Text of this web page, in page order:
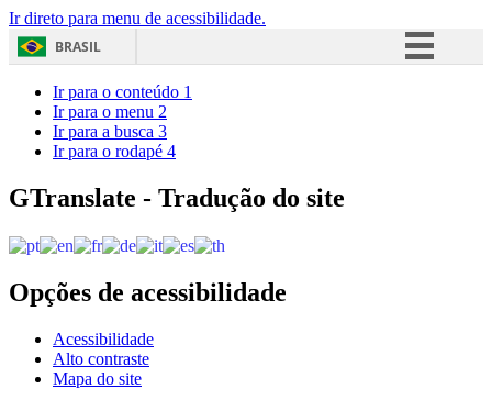
Ir direto para menu de acessibilidade.
BRASIL
Acesso à informação
Ir para o conteúdo 1
Ir para o menu 2
Ir para a busca 3
Ir para o rodapé 4
GTranslate - Tradução do site
Opções de acessibilidade
Acessibilidade
Alto contraste
Mapa do site